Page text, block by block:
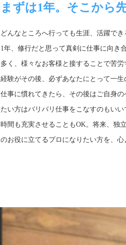
まずは1年。そこから
どんなところへ行っても生涯、活躍で
1年、修行だと思って真剣に仕事に向き
多く、様々なお客様と接することで苦
経験がその後、必ずあなたにとって一
仕事に慣れてきたら、その後はご自身
たい方はバリバリ仕事をこなすのもい
時間も充実させることもOK。将来、独
のお役に立てるプロになりたい方を、心